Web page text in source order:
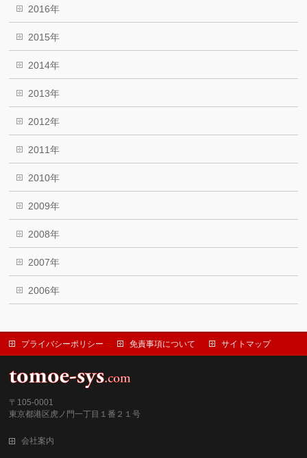
2016年
2015年
2014年
2013年
2012年
2011年
2010年
2009年
2008年
2007年
2006年
プライバシーポリシー 免責事項について サイトマップ
〒105-0001
東京都港区虎ノ門一丁目１番２１号
会社案内